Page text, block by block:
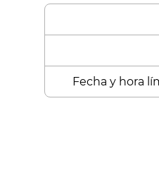
Fecha y hora